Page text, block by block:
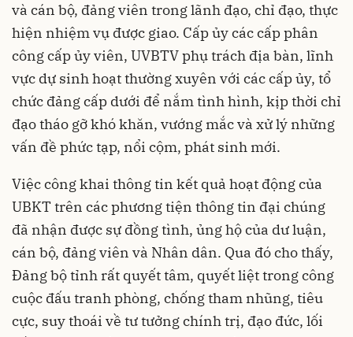
và cán bộ, đảng viên trong lãnh đạo, chỉ đạo, thực
hiện nhiệm vụ được giao. Cấp ủy các cấp phân
công cấp ủy viên, UVBTV phụ trách địa bàn, lĩnh
vực dự sinh hoạt thường xuyên với các cấp ủy, tổ
chức đảng cấp dưới để nắm tình hình, kịp thời chỉ
đạo tháo gỡ khó khăn, vướng mắc và xử lý những
vấn đề phức tạp, nổi cộm, phát sinh mới.
Việc công khai thông tin kết quả hoạt động của
UBKT trên các phương tiện thông tin đại chúng
đã nhận được sự đồng tình, ủng hộ của dư luận,
cán bộ, đảng viên và Nhân dân. Qua đó cho thấy,
Đảng bộ tỉnh rất quyết tâm, quyết liệt trong công
cuộc đấu tranh phòng, chống tham nhũng, tiêu
cực, suy thoái về tư tưởng chính trị, đạo đức, lối